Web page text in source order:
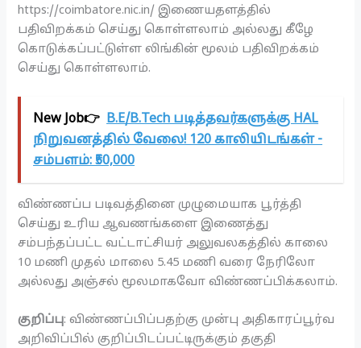
https://coimbatore.nic.in/ இணையதளத்தில்
பதிவிறக்கம் செய்து கொள்ளலாம் அல்லது கீழே
கொடுக்கப்பட்டுள்ள லிங்கின் மூலம் பதிவிறக்கம்
செய்து கொள்ளலாம்.
New Job👉 B.E/B.Tech படித்தவர்களுக்கு HAL
நிறுவனத்தில் வேலை! 120 காலியிடங்கள் -
சம்பளம்: ₹50,000
விண்ணப்ப படிவத்தினை முழுமையாக பூர்த்தி
செய்து உரிய ஆவணங்களை இணைத்து
சம்பந்தப்பட்ட வட்டாட்சியர் அலுவலகத்தில் காலை
10 மணி முதல் மாலை 5.45 மணி வரை நேரிலோ
அல்லது அஞ்சல் மூலமாகவோ விண்ணப்பிக்கலாம்.
குறிப்பு: விண்ணப்பிப்பதற்கு முன்பு அதிகாரப்பூர்வ
அறிவிப்பில் குறிப்பிடப்பட்டிருக்கும் தகுதி